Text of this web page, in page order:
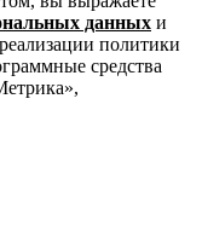
данных и
политики
средства